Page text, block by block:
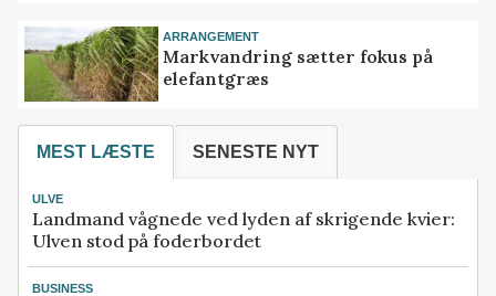
ARRANGEMENT
Markvandring sætter fokus på
elefantgræs
MEST LÆSTE SENESTE NYT
ULVE
Landmand vågnede ved lyden af skrigende kvier:
Ulven stod på foderbordet
BUSINESS